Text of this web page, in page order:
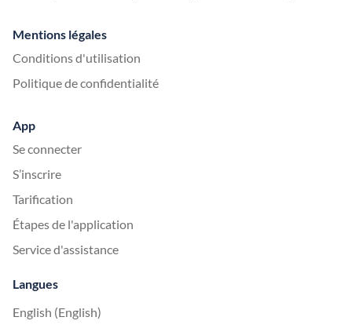
Mentions légales
Conditions d'utilisation
Politique de confidentialité
App
Se connecter
S’inscrire
Tarification
Étapes de l'application
Service d'assistance
Langues
English (English)